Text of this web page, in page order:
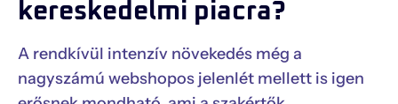
kereskedelmi piacra?
A rendkívül intenzív növekedés még a
nagyszámú webshopos jelenlét mellett is igen